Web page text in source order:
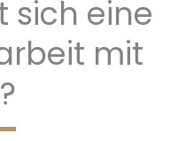
sich eine
mit